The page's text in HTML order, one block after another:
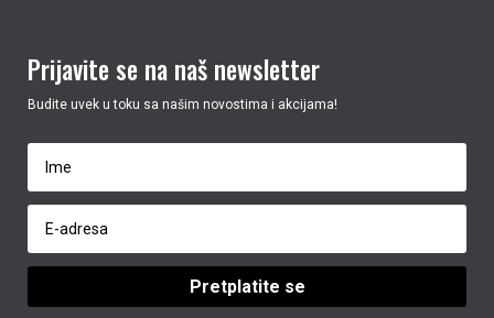
Prijavite se na naš newsletter
Budite uvek u toku sa našim novostima i akcijama!
Pretplatite se